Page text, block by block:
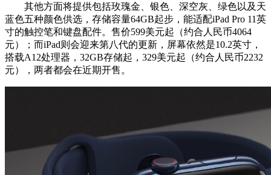
其他方面将提供包括玫瑰金、银色、深空灰、绿色以及天
蓝色五种颜色供选，存储容量64GB起步，能适配iPad Pro 11英
寸的触控笔和键盘配件。售价599美元起（约合人民币4064
元）；而iPad则会迎来第八代的更新，屏幕依然是10.2英寸，
搭载A12处理器，32GB存储起，329美元起（约合人民币2232
元），两者都会在近期开售。